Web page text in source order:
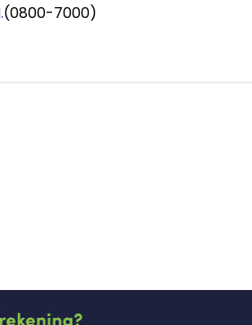
(0800-7000)